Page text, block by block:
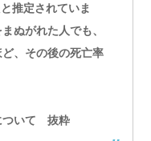
推定されていま
ぬがれた人でも、
、その後の死亡率
ついて 抜粋